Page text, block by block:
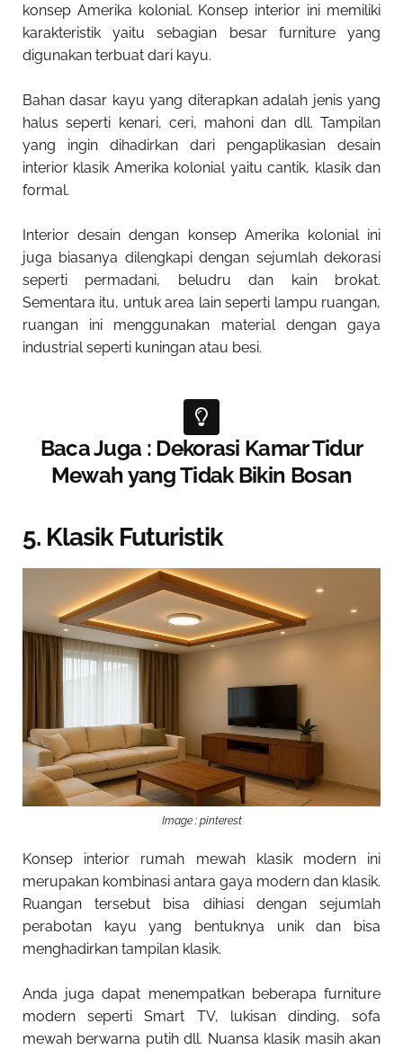
konsep Amerika kolonial. Konsep interior ini memiliki
karakteristik yaitu sebagian besar furniture yang
digunakan terbuat dari kayu.
Bahan dasar kayu yang diterapkan adalah jenis yang
halus seperti kenari, ceri, mahoni dan dll. Tampilan
yang ingin dihadirkan dari pengaplikasian desain
interior klasik Amerika kolonial yaitu cantik, klasik dan
formal.
Interior desain dengan konsep Amerika kolonial ini
juga biasanya dilengkapi dengan sejumlah dekorasi
seperti permadani, beludru dan kain brokat.
Sementara itu, untuk area lain seperti lampu ruangan,
ruangan ini menggunakan material dengan gaya
industrial seperti kuningan atau besi.
Baca Juga : Dekorasi Kamar Tidur
Mewah yang Tidak Bikin Bosan
5. Klasik Futuristik
Image : pinterest
Konsep interior rumah mewah klasik modern ini
merupakan kombinasi antara gaya modern dan klasik.
Ruangan tersebut bisa dihiasi dengan sejumlah
perabotan kayu yang bentuknya unik dan bisa
menghadirkan tampilan klasik.
Anda juga dapat menempatkan beberapa furniture
modern seperti Smart TV, lukisan dinding, sofa
mewah berwarna putih dll. Nuansa klasik masih akan